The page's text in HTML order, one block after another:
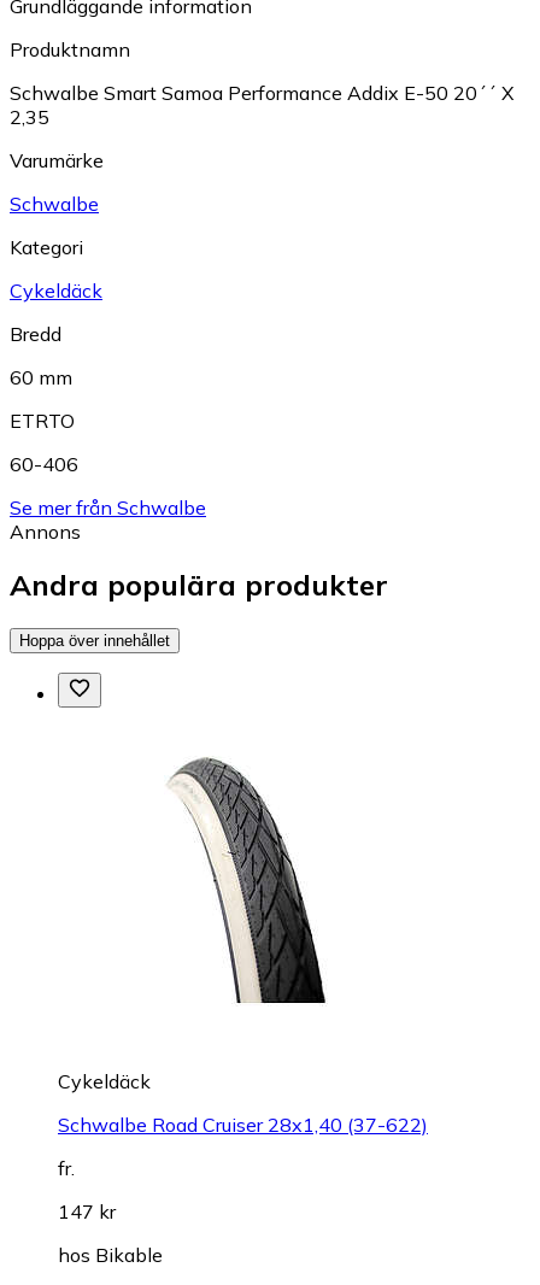
Grundläggande information
Produktnamn
Schwalbe Smart Samoa Performance Addix E-50 20´´ X
2,35
Varumärke
Schwalbe
Kategori
Cykeldäck
Bredd
60 mm
ETRTO
60-406
Se mer från Schwalbe
Annons
Andra populära produkter
Hoppa över innehållet
Cykeldäck
Schwalbe Road Cruiser 28x1,40 (37-622)
fr.
147 kr
hos Bikable